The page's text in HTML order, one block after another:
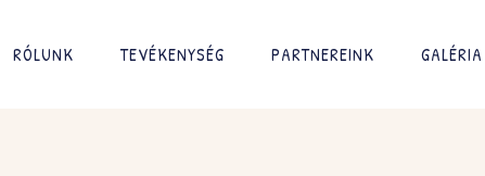
RÓLUNK TEVÉKENYSÉG PARTNEREINK GALÉRIA